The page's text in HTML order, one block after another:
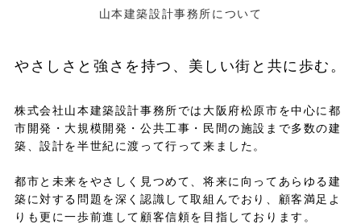
山本建築設計事務所について
やさしさと強さを持つ、美しい街と共に歩む。
株式会社山本建築設計事務所では大阪府松原市を中心に都
市開発・大規模開発・公共工事・民間の施設まで多数の建
築、設計を半世紀に渡って行って来ました。
都市と未来をやさしく見つめて、将来に向ってあらゆる建
築に対する問題を深く認識して取組んでおり、顧客満足よ
りも更に一歩前進して顧客信頼を目指しております。